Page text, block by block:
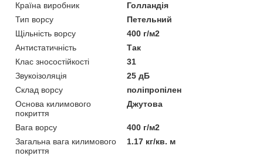
Країна виробник
Голландія
Тип ворсу
Петельний
Щільність ворсу
400 г/м2
Антистатичність
Так
Клас зносостійкості
31
Звукоізоляція
25 дБ
Склад ворсу
поліпропілен
Основа килимового
покриття
Джутова
Вага ворсу
400 г/м2
Загальна вага килимового
покриття
1.17 кг/кв. м